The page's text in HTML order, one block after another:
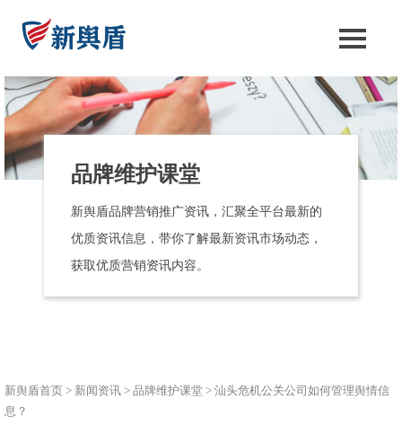
品牌维护课堂
新舆盾品牌营销推广资讯，汇聚全平台最新的
优质资讯信息，带你了解最新资讯市场动态，
获取优质营销资讯内容。
新舆盾首页 > 新闻资讯 > 品牌维护课堂 > 汕头危机公关公司如何管理舆情信
息？